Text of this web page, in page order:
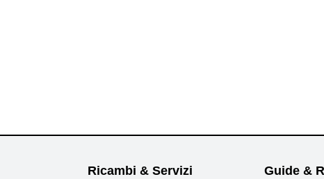
Ricambi & Servizi Guide &